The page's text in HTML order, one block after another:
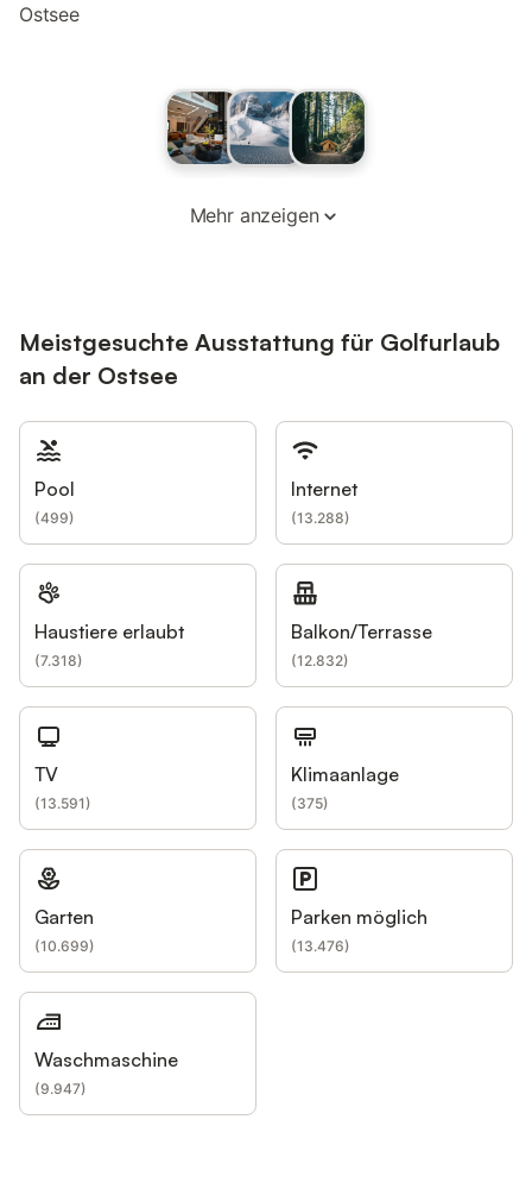
Ostsee
Mehr anzeigen
Meistgesuchte Ausstattung für Golfurlaub
an der Ostsee
Pool
(499)
Internet
(13.288)
Haustiere erlaubt
(7.318)
Balkon/Terrasse
(12.832)
TV
(13.591)
Klimaanlage
(375)
Garten
(10.699)
Parken möglich
(13.476)
Waschmaschine
(9.947)